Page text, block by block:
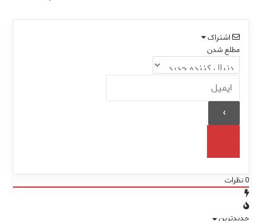
اشتراک
مطلع شدن
0نظرات
جدیدترین